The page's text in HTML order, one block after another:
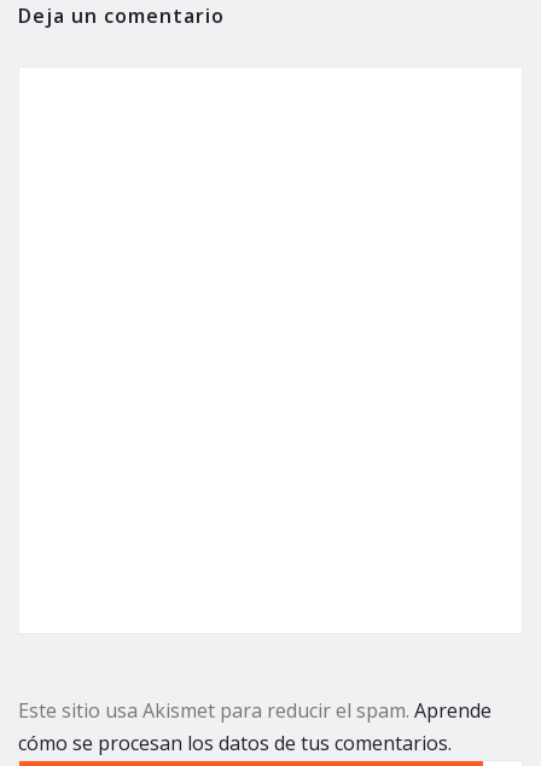
Deja un comentario
Este sitio usa Akismet para reducir el spam. Aprende
cómo se procesan los datos de tus comentarios.